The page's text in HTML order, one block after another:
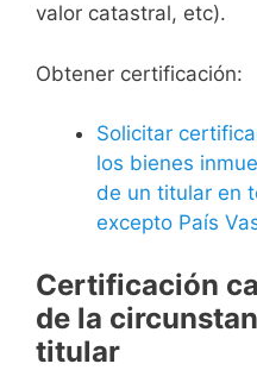
valor catastral, etc).
Obtener certificación:
Solicitar
los bienes
de un titular en
excepto País
Certificación
de la
titular